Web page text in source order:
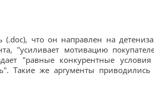
(.doc), что он направлен на
"усиливает мотивацию
"равные конкурентные условия
Такие же аргументы